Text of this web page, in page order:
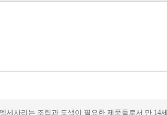
세사리는 조립과 도색이 필요한 제품들로서 만 14